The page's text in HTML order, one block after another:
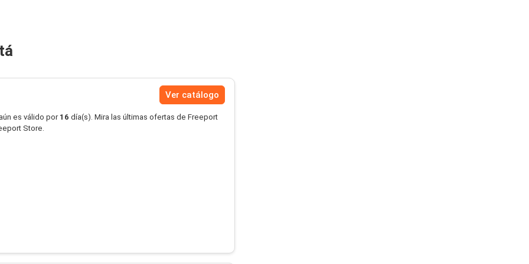
Ver catálogo
es válido por 16 día(s). Mira las últimas ofertas de Freeport
Store.